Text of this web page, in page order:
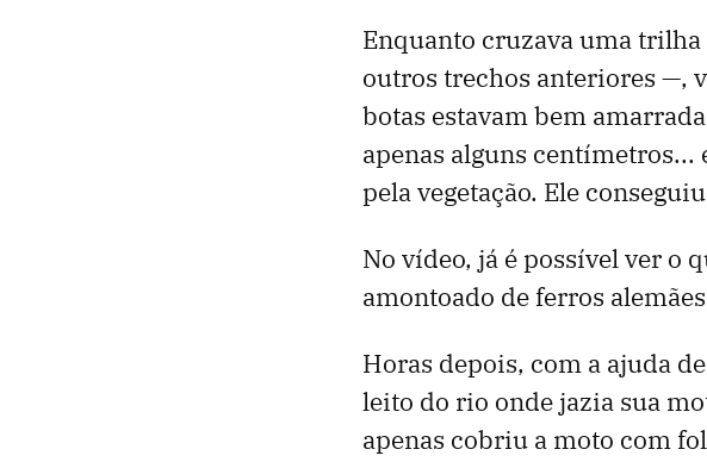
Enquanto cruzava uma
outros trechos anteriores —,
botas estavam bem
apenas alguns
pela vegetação. Ele
No vídeo, já é possível ver o
amontoado de ferros
Horas depois, com a ajuda
leito do rio onde jazia sua
apenas cobriu a moto com